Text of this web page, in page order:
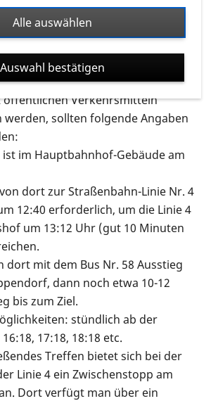
Bus Nr. 58 anschließt
Adresse.
öffentlichen Verkehrsmitteln
werden, sollten folgende Angaben
im Hauptbahnhof-Gebäude am
dort zur Straßenbahn-Linie Nr. 4
12:40 erforderlich, um die Linie 4
um 13:12 Uhr (gut 10 Minuten
dort mit dem Bus Nr. 58 Ausstieg
dann noch etwa 10-12
bis zum Ziel.
stündlich ab der
17:18, 18:18 etc.
Treffen bietet sich bei der
Linie 4 ein Zwischenstopp am
Dort verfügt man über ein
Alle auswählen
Auswahl bestätigen